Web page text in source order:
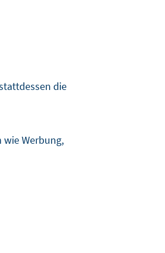
die
Werbung,